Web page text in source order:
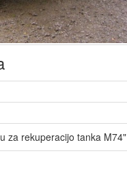
za rekuperacijo tanka M74"